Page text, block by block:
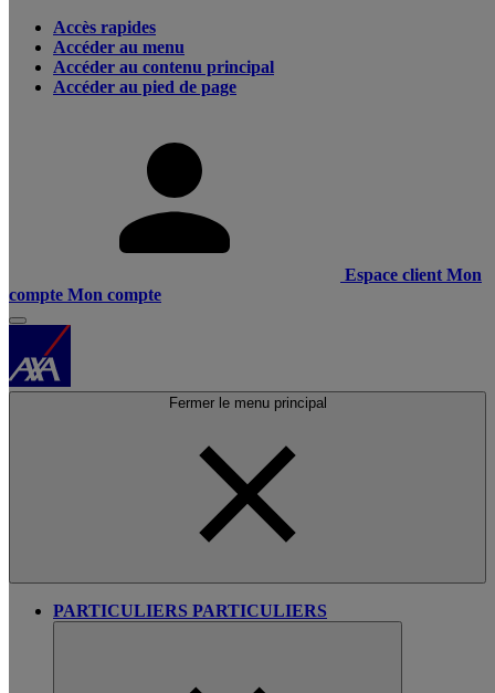
Accès rapides
Accéder au menu
Accéder au contenu principal
Accéder au pied de page
Espace client Mon
compte Mon compte
Fermer le menu principal
PARTICULIERS PARTICULIERS